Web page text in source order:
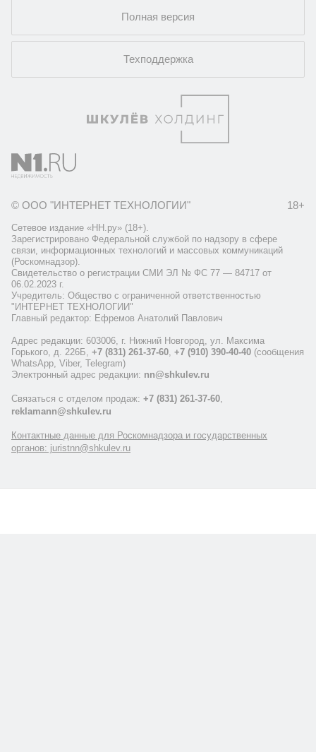
Полная версия
Техподдержка
© ООО "ИНТЕРНЕТ ТЕХНОЛОГИИ" 18+
Сетевое издание «НН.ру» (18+).
Зарегистрировано Федеральной службой по надзору в сфере
связи, информационных технологий и массовых коммуникаций
(Роскомнадзор).
Свидетельство о регистрации СМИ ЭЛ № ФС 77 — 84717 от
06.02.2023 г.
Учредитель: Общество с ограниченной ответственностью
"ИНТЕРНЕТ ТЕХНОЛОГИИ"
Главный редактор: Ефремов Анатолий Павлович
Адрес редакции: 603006, г. Нижний Новгород, ул. Максима
Горького, д. 226Б, +7 (831) 261-37-60 +7 (910) 390-40-40 (сообщения
WhatsApp, Viber, Telegram)
Электронный адрес редакции: nn@shkulev.ru
Связаться с отделом продаж: +7 (831) 261-37-60
reklamann@shkulev.ru
Контактные данные для Роскомнадзора и государственных
органов: juristnn@shkulev.ru